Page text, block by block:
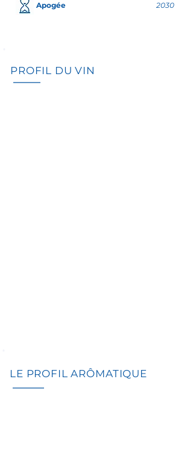
Apogée 2030
PROFIL DU VIN
LE PROFIL ARÔMATIQUE